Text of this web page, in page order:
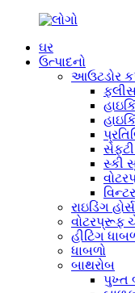
ઘર
ઉત્પાદનો
આઉટડોર
સ્કી
રાઇડિંગ
વોટરપ્રૂફ
હીટિંગ
ધાબળો
બાથરોબ
પુખ્ત